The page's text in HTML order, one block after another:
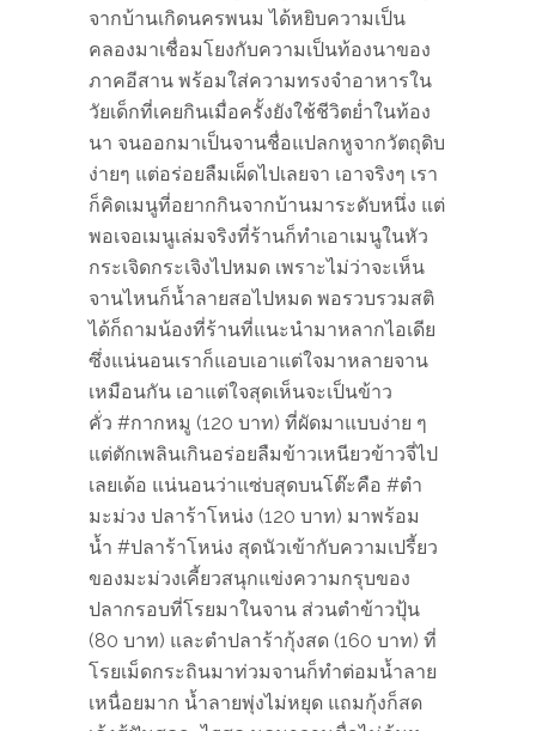
จากบ้านเกิดนครพนม ได้หยิบความเป็น
คลองมาเชื่อมโยงกับความเป็นท้องนาของ
ภาคอีสาน พร้อมใส่ความทรงจำอาหารใน
วัยเด็กที่เคยกินเมื่อครั้งยังใช้ชีวิตย่ำในท้อง
นา จนออกมาเป็นจานชื่อแปลกหูจากวัตถุดิบ
ง่ายๆ แต่อร่อยลืมเผ็ดไปเลยจา เอาจริงๆ เรา
ก็คิดเมนูที่อยากกินจากบ้านมาระดับหนึ่ง แต่
พอเจอเมนูเล่มจริงที่ร้านก็ทำเอาเมนูในหัว
กระเจิดกระเจิงไปหมด เพราะไม่ว่าจะเห็น
จานไหนก็น้ำลายสอไปหมด พอรวบรวมสติ
ได้ก็ถามน้องที่ร้านที่แนะนำมาหลากไอเดีย
ซึ่งแน่นอนเราก็แอบเอาแต่ใจมาหลายจาน
เหมือนกัน เอาแต่ใจสุดเห็นจะเป็นข้าว
คั่ว #กากหมู (120 บาท) ที่ผัดมาแบบง่าย ๆ
แต่ตักเพลินเกินอร่อยลืมข้าวเหนียวข้าวจี่ไป
เลยเด้อ แน่นอนว่าแซ่บสุดบนโต๊ะคือ #ตำ
มะม่วง ปลาร้าโหน่ง (120 บาท) มาพร้อม
น้ำ #ปลาร้าโหน่ง สุดนัวเข้ากับความเปรี้ยว
ของมะม่วงเคี้ยวสนุกแข่งความกรุบของ
ปลากรอบที่โรยมาในจาน ส่วนตำข้าวปุ้น
(80 บาท) และตำปลาร้ากุ้งสด (160 บาท) ที่
โรยเม็ดกระถินมาท่วมจานก็ทำต่อมน้ำลาย
เหนื่อยมาก น้ำลายพุ่งไม่หยุด แถมกุ้งก็สด